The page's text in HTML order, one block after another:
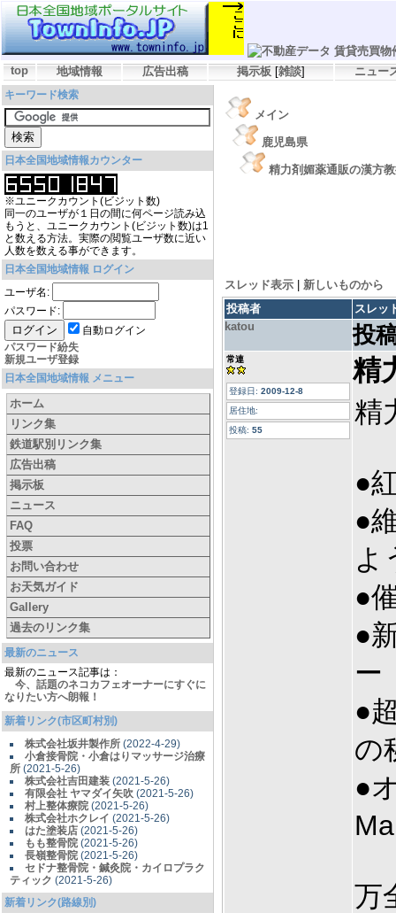
top 地域情報 広告出稿 掲示板 [雑談] ニュー
キーワード検索
日本全国地域情報カウンター
※ユニークカウント(ビジット数)
同一のユーザが１日の間に何ページ読み込
もうと、ユニークカウント(ビジット数)は1
と数える方法。実際の閲覧ユーザ数に近い
人数を数える事ができます。
日本全国地域情報 ログイン
ユーザ名:
パスワード:
自動ログイン
パスワード紛失
新規ユーザ登録
日本全国地域情報 メニュー
ホーム
リンク集
鉄道駅別リンク集
広告出稿
掲示板
ニュース
FAQ
投票
お問い合わせ
お天気ガイド
Gallery
過去のリンク集
最新のニュース
最新のニュース記事は：
今、話題のネコカフェオーナーにすぐに
なりたい方へ朗報！
新着リンク(市区町村別)
株式会社坂井製作所 (2022-4-29)
小倉接骨院・小倉はりマッサージ治療
所 (2021-5-26)
株式会社吉田建装 (2021-5-26)
有限会社 ヤマダイ矢吹 (2021-5-26)
村上整体療院 (2021-5-26)
株式会社ホクレイ (2021-5-26)
はた塗装店 (2021-5-26)
もも整骨院 (2021-5-26)
長嶺整骨院 (2021-5-26)
セドナ整骨院・鍼灸院・カイロプラク
ティック (2021-5-26)
新着リンク(路線別)
メイン
鹿児島県
精力剤媚薬通販の漢方
スレッド表示
新しいものから
投稿者
スレッ
katou
投
常連
登録日: 2009-12-8
居住地:
投稿: 55
精
精
●
●
よ
●
●
ー
●
の
●
万